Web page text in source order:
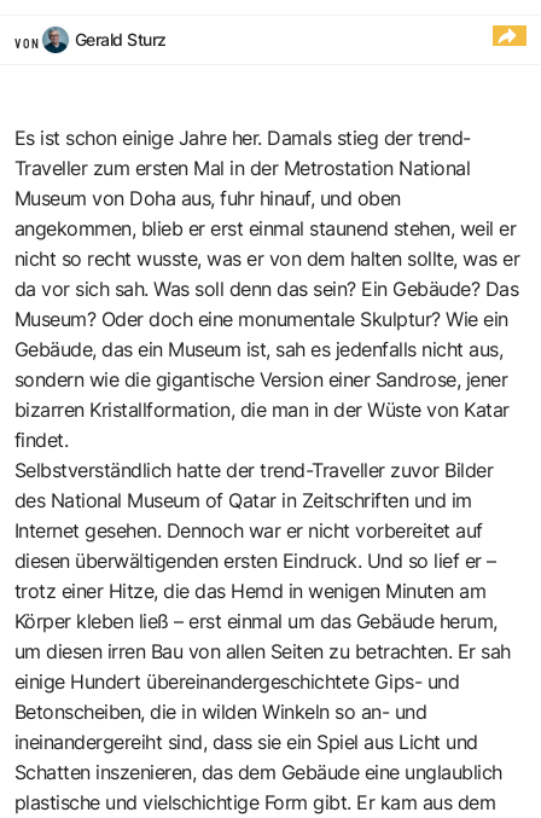
VON Gerald Sturz
Es ist schon einige Jahre her. Damals stieg der trend-
Traveller zum ersten Mal in der Metrostation National
Museum von Doha aus, fuhr hinauf, und oben
angekommen, blieb er erst einmal staunend stehen, weil er
nicht so recht wusste, was er von dem halten sollte, was er
da vor sich sah. Was soll denn das sein? Ein Gebäude? Das
Museum? Oder doch eine monumentale Skulptur? Wie ein
Gebäude, das ein Museum ist, sah es jedenfalls nicht aus,
sondern wie die gigantische Version einer Sandrose, jener
bizarren Kristallformation, die man in der Wüste von Katar
findet.
Selbstverständlich hatte der trend-Traveller zuvor Bilder
des National Museum of Qatar in Zeitschriften und im
Internet gesehen. Dennoch war er nicht vorbereitet auf
diesen überwältigenden ersten Eindruck. Und so lief er –
trotz einer Hitze, die das Hemd in wenigen Minuten am
Körper kleben ließ – erst einmal um das Gebäude herum,
um diesen irren Bau von allen Seiten zu betrachten. Er sah
einige Hundert übereinandergeschichtete Gips- und
Betonscheiben, die in wilden Winkeln so an- und
ineinandergereiht sind, dass sie ein Spiel aus Licht und
Schatten inszenieren, das dem Gebäude eine unglaublich
plastische und vielschichtige Form gibt. Er kam aus dem